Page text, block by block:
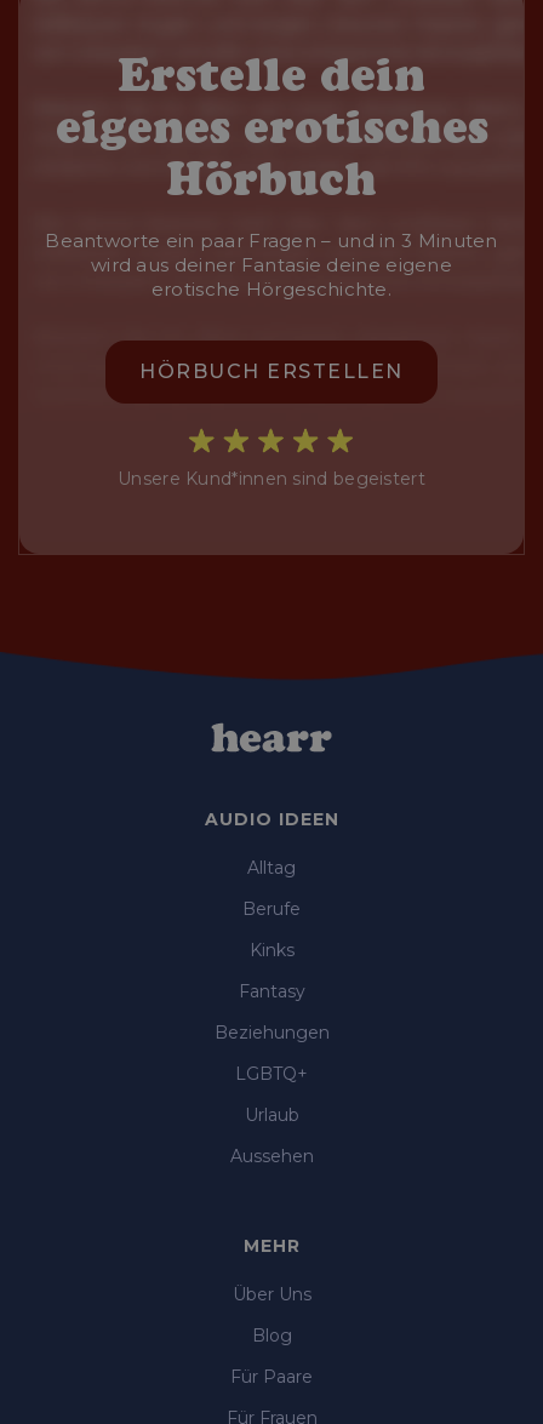
Erstelle dein
eigenes erotisches
Hörbuch
Beantworte ein paar Fragen – und in 3 Minuten
wird aus deiner Fantasie deine eigene
erotische Hörgeschichte.
HÖRBUCH ERSTELLEN
Unsere Kund*innen sind begeistert
AUDIO IDEEN
Alltag
Berufe
Kinks
Fantasy
Beziehungen
LGBTQ+
Urlaub
Aussehen
MEHR
Über Uns
Blog
Für Paare
Für Frauen